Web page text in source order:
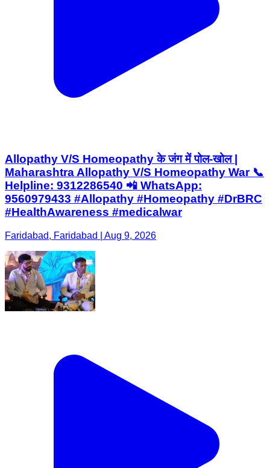
Allopathy V/S Homeopathy के जंग में पोल-खोल |
Maharashtra Allopathy V/S Homeopathy War 📞
Helpline: 9312286540 📲 WhatsApp:
9560979433 #Allopathy #Homeopathy #DrBRC
#HealthAwareness #medicalwar
Faridabad, Faridabad | Aug 9, 2026